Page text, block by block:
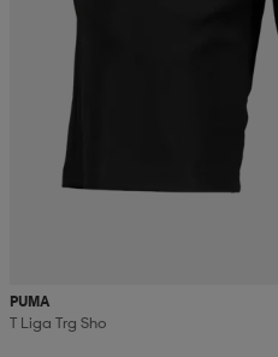
PUMA
T Liga Trg Sho